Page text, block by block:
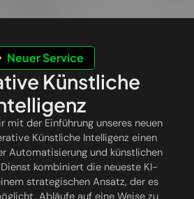
Neuer Service
Künstliche
mit der Einführung unseres neuen
Künstliche Intelligenz einen
Automatisierung und künstlichen
kombiniert die neueste KI-
strategischen Ansatz, der es